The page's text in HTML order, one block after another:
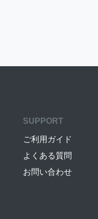
SUPPORT
ご利用ガイド
よくある質問
お問い合わせ